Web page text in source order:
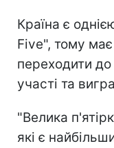
Країна є
Five", тому
переходити
участі та
"Велика
які є